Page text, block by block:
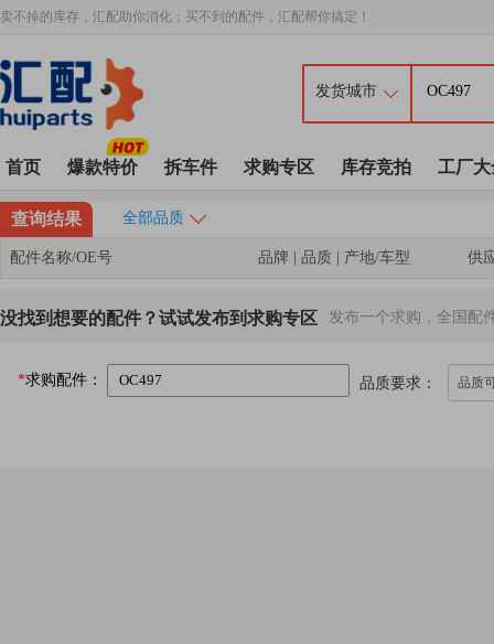
卖不掉的库存，汇配助你消化；买不到的配件，汇配帮你搞定！
首页 爆款特价 拆车件 求购专区 库存竞拍 工厂大
查询结果 全部品质
配件名称/OE号 品牌 | 品质 | 产地/车型 供
没找到想要的配件？试试发布到求购专区 发布一个求购，全国配
*求购配件： 品质要求： 品质